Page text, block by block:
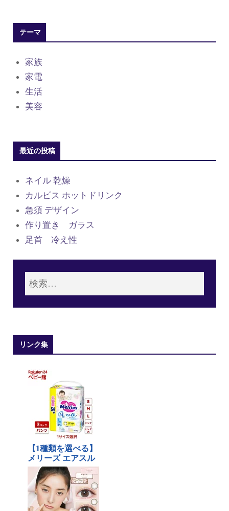
テーマ
家族
家電
生活
美容
最近の投稿
ネイル 乾燥
カルピス ホットドリンク
急須 デザイン
作り置き ガラス
足首 冷え性
リンク集